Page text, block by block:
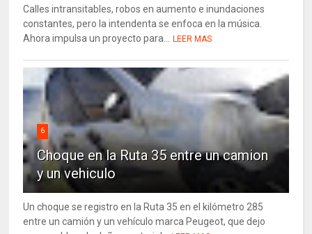
Calles intransitables, robos en aumento e inundaciones
constantes, pero la intendenta se enfoca en la música.
Ahora impulsa un proyecto para...
LEER MAS
6
Choque en la Ruta 35 entre un camion
y un vehiculo
Un choque se registro en la Ruta 35 en el kilómetro 285
entre un camión y un vehículo marca Peugeot, que dejo